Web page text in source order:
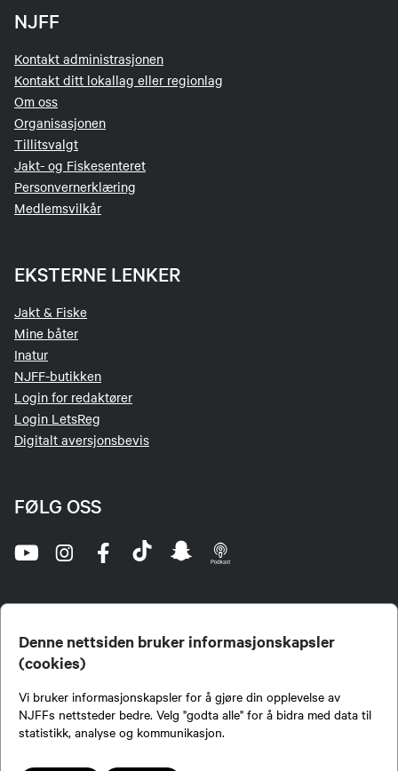
Denne nettsiden bruker informasjonskapsler
(cookies)
Vi bruker informasjonskapsler for å gjøre din opplevelse av
NJFFs nettsteder bedre. Velg "godta alle" for å bidra med data til
statistikk, analyse og kommunikasjon.
NJFF
Kontakt administrasjonen
Kontakt ditt lokallag eller regionlag
Om oss
Organisasjonen
Tillitsvalgt
Jakt- og Fiskesenteret
Personvernerklæring
Medlemsvilkår
EKSTERNE LENKER
Jakt & Fiske
Mine båter
Inatur
NJFF-butikken
Login for redaktører
Login LetsReg
Digitalt aversjonsbevis
FØLG OSS
jegere og sportsfiskere og et av de viktigste miljøene for formidling av kunnskap om jakt og
fiske i Norge. Vi er en partipolitisk nøytral organisasjon, men har et sterkt jakt-, fiske-, og
naturpolitisk engasjement i mange saker.